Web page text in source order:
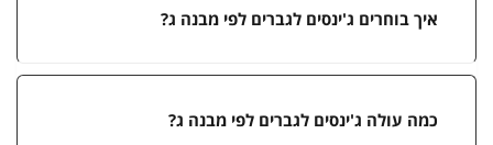
איך בוחרים ג'ינסים לגברים לפי מבנה ג?
כמה עולה ג'ינסים לגברים לפי מבנה ג?